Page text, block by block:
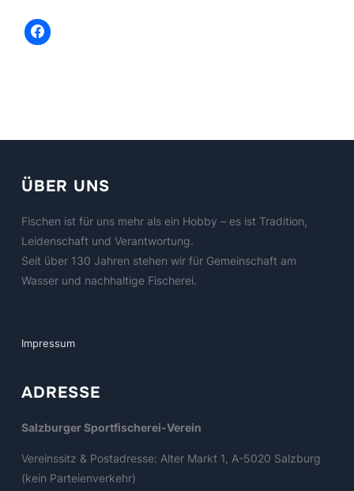
facebook
ÜBER UNS
Fischen ist für uns mehr als ein Hobby – es ist Tradition,
Leidenschaft und Verantwortung.
Seit über 130 Jahren stehen wir für Gemeinschaft am
Wasser und nachhaltige Fischerei.
Impressum
ADRESSE
Salzburger Sportfischerei-Verein
Vereinssitz & Postadresse: Alter Markt 1, A-5020 Salzburg
(kein Parteienverkehr)